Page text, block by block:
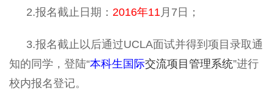
2.报名截止日期： 2016年11 月7日；
3.报名截止以后通过UCLA面试并得到项目录取通
知的同学，登陆“本科生国际交流项目管理系统”进行
校内报名登记。